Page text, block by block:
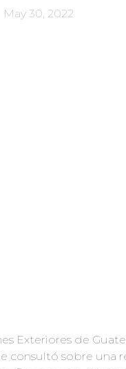
May 30, 2022
Exteriores de
consultó sobre